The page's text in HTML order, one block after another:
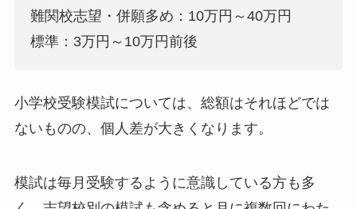
難関校志望・併願多め：10万円～40万円
標準：3万円～10万円前後
小学校受験模試については、総額はそれほどでは
ないものの、個人差が大きくなります。
模試は毎月受験するように意識している方も多